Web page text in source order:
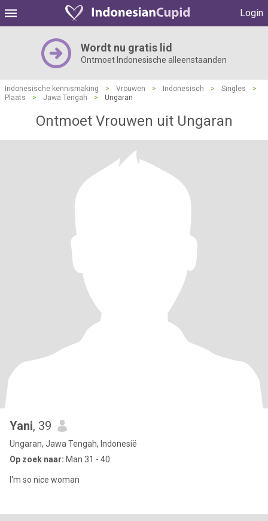
Login
Wordt nu gratis lid
Ontmoet Indonesische alleenstaanden
Indonesische kennismaking > Vrouwen > Indonesisch > Singles
>
Plaats
> Jawa Tengah > Ungaran
Ontmoet Vrouwen uit Ungaran
Yani, 39
Ungaran, Jawa Tengah, Indonesië
Op zoek naar: Man 31 - 40
I'm so nice woman